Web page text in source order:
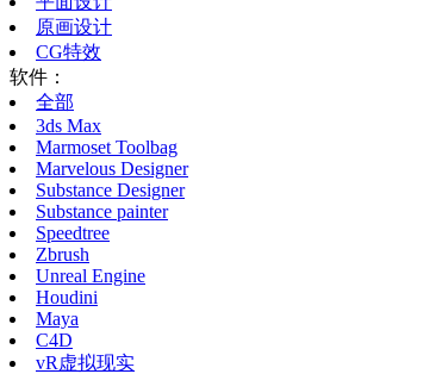
原画设计
CG特效
软件：
全部
3ds Max
Marmoset Toolbag
Marvelous Designer
Substance Designer
Substance painter
Speedtree
Zbrush
Unreal Engine
Houdini
Maya
C4D
vR虚拟现实